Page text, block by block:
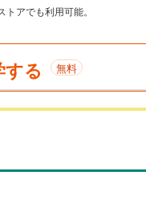
アでも利用可能。
る 無料